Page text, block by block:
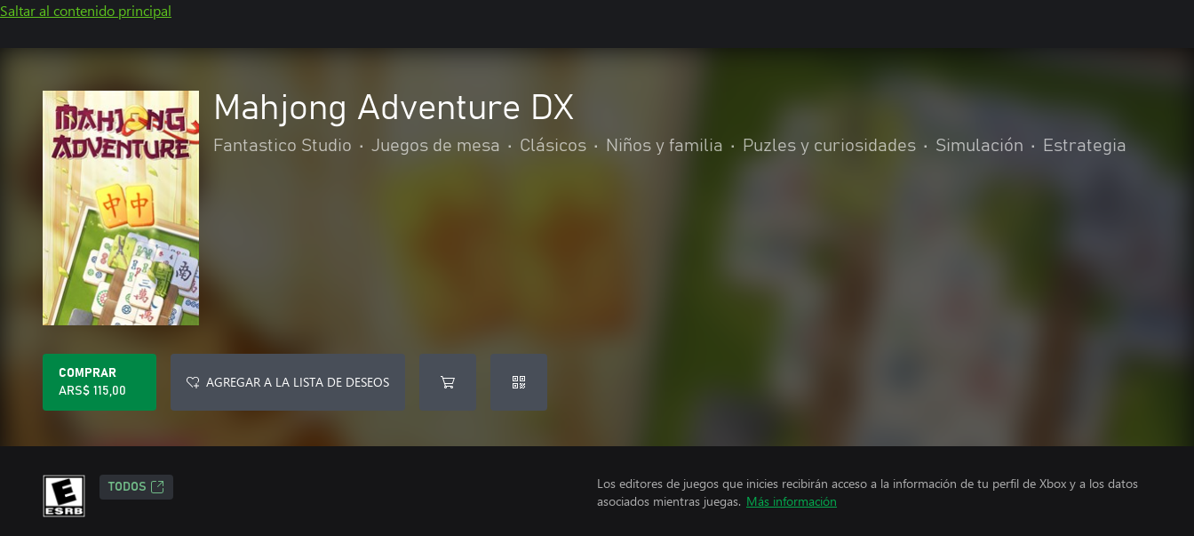
Saltar al contenido principal
Mahjong Adventure DX
Fantastico Studio • Juegos de mesa • Clásicos • Niños y familia • Puzles y curiosidades • Simulación • Estrategia
COMPRAR
ARS$ 115,00
AGREGAR A LA LISTA DE DESEOS
TODOS
Los editores de juegos que inicies recibirán acceso a la información de tu perfil de Xbox y a los datos
asociados mientras juegas. Más información